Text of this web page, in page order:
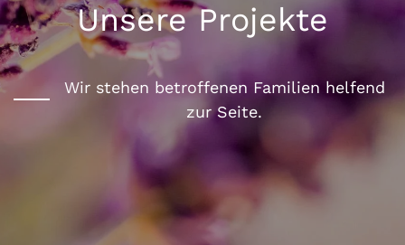
Unsere Projekte
Wir stehen betroffenen Familien helfend
zur Seite.